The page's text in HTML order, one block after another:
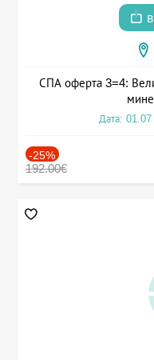
СПА оферта 3=4:
Дата:
-25%
192.00€